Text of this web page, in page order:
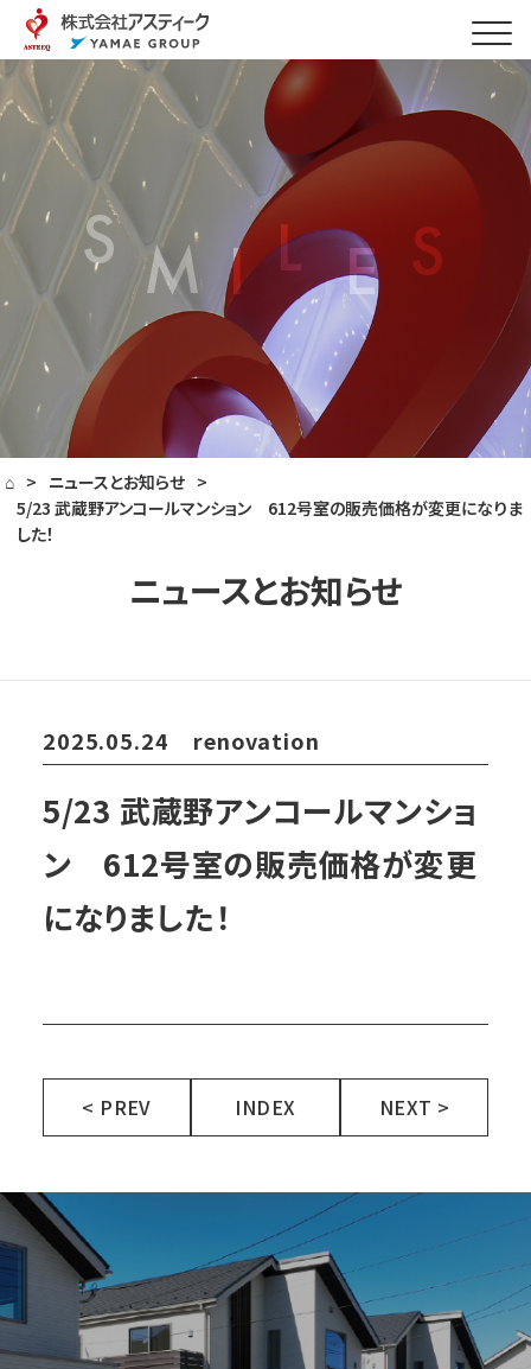
⌂ > ニュースとお知らせ >
5/23 武蔵野アンコールマンション 612号室の販売価格が変更になりま
した！
ニュースとお知らせ
2025.05.24 renovation
5/23 武蔵野アンコールマンショ
ン 612号室の販売価格が変更
になりました！
< PREV INDEX NEXT >